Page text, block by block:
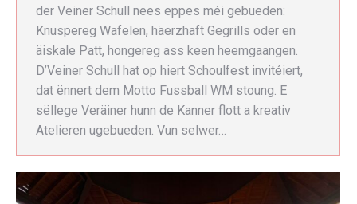
der Veiner Schull nees eppes méi gebueden:
Knuspereg Wafelen, häerzhaft Gegrills oder en
äiskale Patt, hongereg ass keen heemgaangen.
D’Veiner Schull hat op hiert Schoulfest invitéiert,
dat ënnert dem Motto Fussball WM stoung. E
sëllege Veräiner hunn de Kanner flott a kreativ
Atelieren ugebueden. Vun selwer…